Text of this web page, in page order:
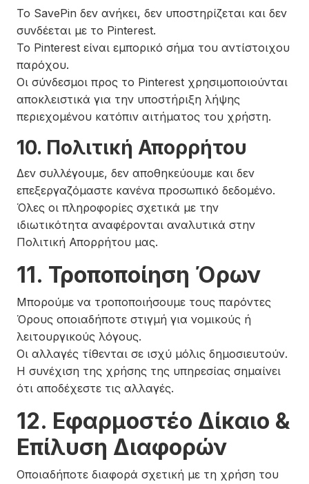
Το SavePin δεν ανήκει, δεν υποστηρίζεται και δεν
συνδέεται με το Pinterest.
Το Pinterest είναι εμπορικό σήμα του αντίστοιχου
παρόχου.
Οι σύνδεσμοι προς το Pinterest χρησιμοποιούνται
αποκλειστικά για την υποστήριξη λήψης
περιεχομένου κατόπιν αιτήματος του χρήστη.
10. Πολιτική Απορρήτου
Δεν συλλέγουμε, δεν αποθηκεύουμε και δεν
επεξεργαζόμαστε κανένα προσωπικό δεδομένο.
Όλες οι πληροφορίες σχετικά με την
ιδιωτικότητα αναφέρονται αναλυτικά στην
Πολιτική Απορρήτου μας.
11. Τροποποίηση Όρων
Μπορούμε να τροποποιήσουμε τους παρόντες
Όρους οποιαδήποτε στιγμή για νομικούς ή
λειτουργικούς λόγους.
Οι αλλαγές τίθενται σε ισχύ μόλις δημοσιευτούν.
Η συνέχιση της χρήσης της υπηρεσίας σημαίνει
ότι αποδέχεστε τις αλλαγές.
12. Εφαρμοστέο Δίκαιο &
Επίλυση Διαφορών
Οποιαδήποτε διαφορά σχετική με τη χρήση του